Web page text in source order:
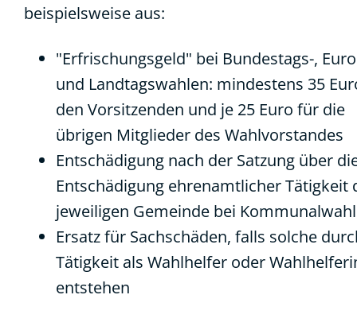
beispielsweise aus:
"Erfrischungsgeld" bei Bundestags-,
und Landtagswahlen: mindestens 35
den Vorsitzenden und je 25 Euro für die
übrigen Mitglieder des Wahlvorstandes
Entschädigung nach der Satzung über
Entschädigung ehrenamtlicher Tätigkeit
jeweiligen Gemeinde bei
Ersatz für Sachschäden, falls solche
Tätigkeit als Wahlhelfer oder
entstehen